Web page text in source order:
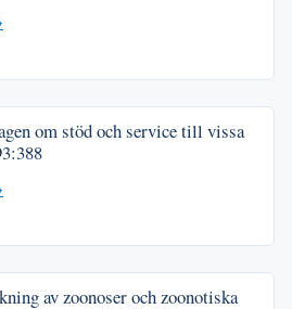
om stöd och service till vissa
av zoonoser och zoonotiska